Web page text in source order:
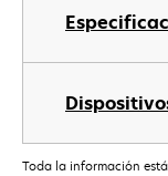
Toda la información